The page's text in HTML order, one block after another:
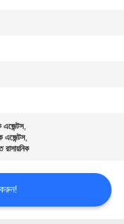
,
এজেন্টস,